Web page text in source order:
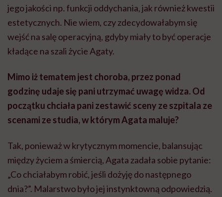
jego jakości np. funkcji oddychania, jak również kwestii
estetycznych. Nie wiem, czy zdecydowałabym się
wejść na salę operacyjną, gdyby miały to być operacje
kładące na szali życie Agaty.
Mimo iż tematem jest choroba, przez ponad
godzinę udaje się pani utrzymać uwagę widza. Od
początku chciała pani zestawić sceny ze szpitala ze
scenami ze studia, w którym Agata maluje?
Tak, ponieważ w krytycznym momencie, balansując
między życiem a śmiercią, Agata zadała sobie pytanie:
„Co chciałabym robić, jeśli dożyję do następnego
dnia?”. Malarstwo było jej instynktowną odpowiedzią.